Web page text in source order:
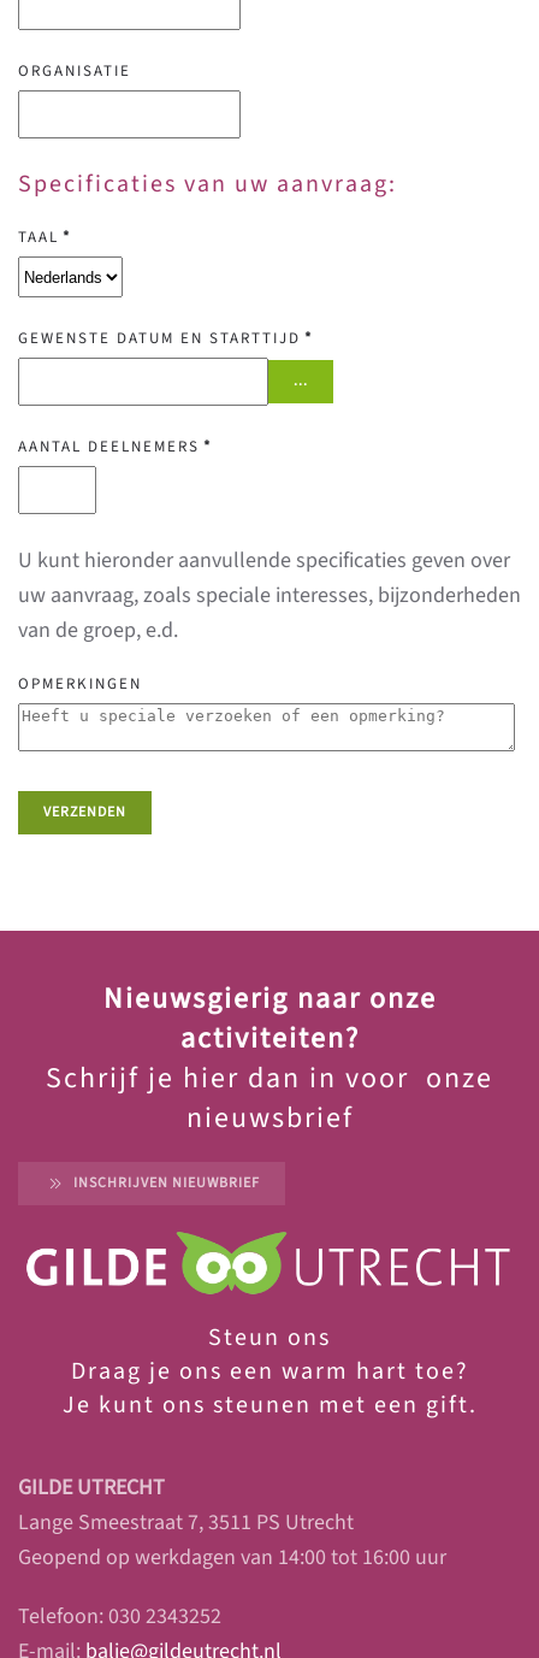
ORGANISATIE
Specificaties van uw aanvraag:
TAAL *
GEWENSTE DATUM EN STARTTIJD *
...
AANTAL DEELNEMERS *
U kunt hieronder aanvullende specificaties geven over
uw aanvraag, zoals speciale interesses, bijzonderheden
van de groep, e.d.
OPMERKINGEN
VERZENDEN
Nieuwsgierig naar onze
activiteiten?
Schrijf je hier dan in voor onze
nieuwsbrief
INSCHRIJVEN NIEUWBRIEF
Steun ons
Draag je ons een warm hart toe?
Je kunt ons steunen met een gift.
GILDE UTRECHT
Lange Smeestraat 7, 3511 PS Utrecht
Geopend op werkdagen van 14:00 tot 16:00 uur
Telefoon: 030 2343252
E-mail: balie@gildeutrecht.nl